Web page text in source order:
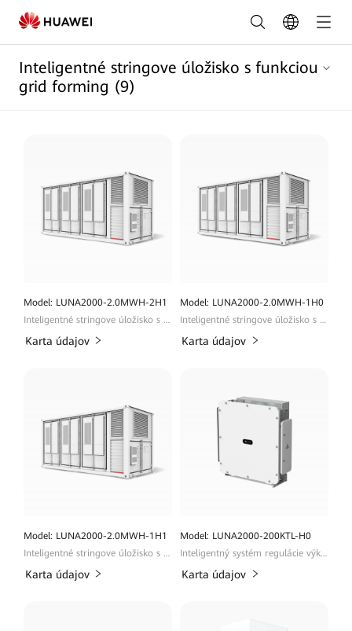
Zoznam
produktov
systému
uchovávania
HUAWEI
Smart
Inteligentné stringove úložisko s funkciou
grid forming (9)
Model: LUNA2000-2.0MWH-2H1
Inteligentné stringove úložisko s funkciou grid forming
Karta údajov
Model: LUNA2000-2.0MWH-1H0
Inteligentné stringove úložisko s funkciou grid forming
Karta údajov
Model: LUNA2000-2.0MWH-1H1
Inteligentné stringove úložisko s funkciou grid forming
Karta údajov
Model: LUNA2000-200KTL-H0
Inteligentný systém regulácie výkonu
Karta údajov